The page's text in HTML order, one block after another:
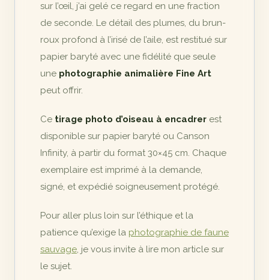
sur l’œil, j’ai gelé ce regard en une fraction
de seconde. Le détail des plumes, du brun-
roux profond à l’irisé de l’aile, est restitué sur
papier baryté avec une fidélité que seule
une photographie animalière Fine Art
peut offrir.
Ce tirage photo d’oiseau à encadrer est
disponible sur papier baryté ou Canson
Infinity, à partir du format 30×45 cm. Chaque
exemplaire est imprimé à la demande,
signé, et expédié soigneusement protégé.
Pour aller plus loin sur l’éthique et la
patience qu’exige la photographie de faune
sauvage, je vous invite à lire mon article sur
le sujet.